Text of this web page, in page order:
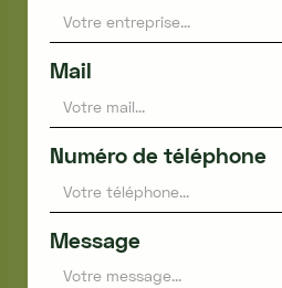
Mail
Numéro de téléphone
Message